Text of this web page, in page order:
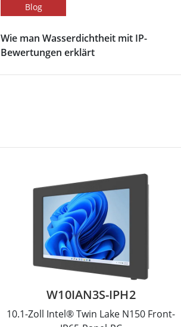
Blog
Wie man Wasserdichtheit mit IP-
Bewertungen erklärt
W10IAN3S-IPH2
10.1-Zoll Intel® Twin Lake N150 Front-